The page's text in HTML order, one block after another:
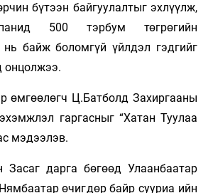
бүтээн байгуулалтыг эхлүүлж,
500 тэрбум төгрөгийн
нь байж боломгүй үйлдэл гэдгийг
онцолжээ.
өмгөөлөгч Ц.Батболд Захиргааны
гаргасныг “Хатан Туулаа
мэдээлэв.
Засаг дарга бөгөөд Улаанбаатар
өчигдөр байр сууриа ийн